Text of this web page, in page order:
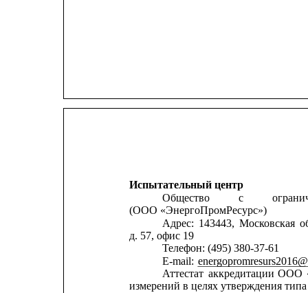
Испытательный центр
Общество
с
(ООО «ЭнергоПромРесурс»)
Адрес: 143443, Московская
д. 57, офис 19
Телефон: (495) 380-37-61
E-mail:
Аттестат аккредитации ООО
измерений в целях утверждения